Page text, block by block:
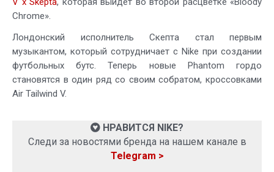
Chrome».
Лондонский исполнитель Скепта стал первым
музыкантом, который сотрудничает с Nike при создании
футбольных бутс. Теперь новые Phantom гордо
становятся в один ряд со своим собратом, кроссовками
Air Tailwind V.
НРАВИТСЯ NIKE?
Следи за новостями бренда на нашем канале в
Telegram >